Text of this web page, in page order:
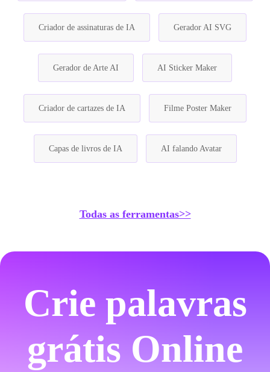
Criador de assinaturas de IA Gerador AI SVG
Gerador de Arte AI AI Sticker Maker
Criador de cartazes de IA Filme Poster Maker
Capas de livros de IA AI falando Avatar
Todas as ferramentas>>
Crie palavras
grátis Online